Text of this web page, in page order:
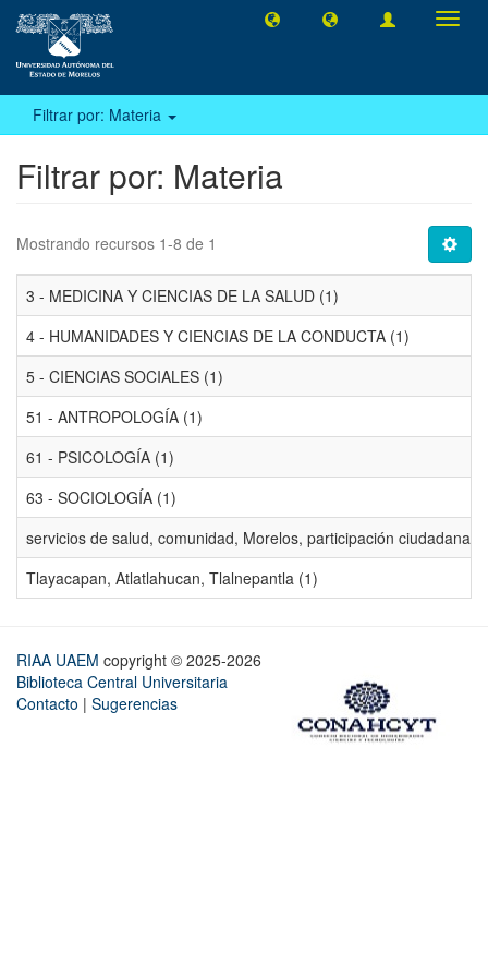
Filtrar por: Materia
Filtrar por: Materia
Mostrando recursos 1-8 de 1
3 - MEDICINA Y CIENCIAS DE LA SALUD (1)
4 - HUMANIDADES Y CIENCIAS DE LA CONDUCTA (1)
5 - CIENCIAS SOCIALES (1)
51 - ANTROPOLOGÍA (1)
61 - PSICOLOGÍA (1)
63 - SOCIOLOGÍA (1)
servicios de salud, comunidad, Morelos, participación
Tlayacapan, Atlatlahucan, Tlalnepantla (1)
RIAA UAEM copyright © 2025-2026
Biblioteca Central Universitaria
Contacto | Sugerencias